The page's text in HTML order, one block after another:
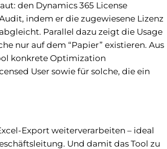
den Dynamics 365 License
indem er die zugewiesene Lizenz
Parallel dazu zeigt die Usage
nur auf dem “Papier” existieren. Aus
konkrete Optimization
User sowie für solche, die ein
Export weiterverarbeiten – ideal
Und damit das Tool zu